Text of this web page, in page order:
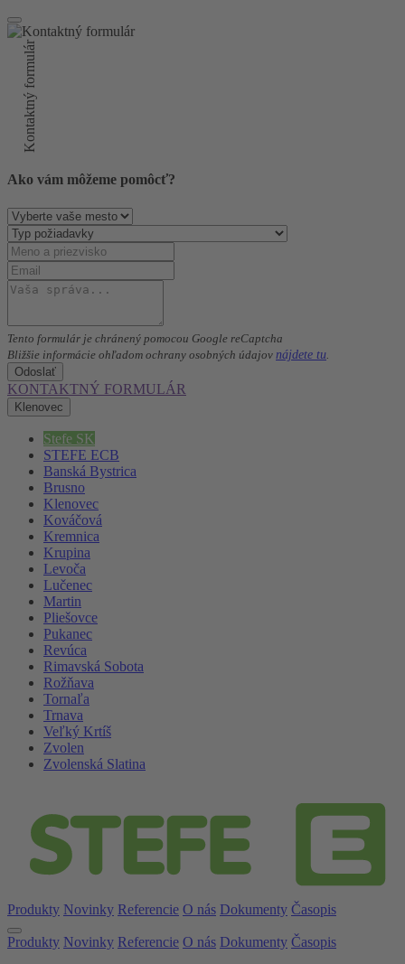
Kontaktný formulár
Ako vám môžeme pomôcť?
Tento formulár je chránený pomocou Google reCaptcha
Bližšie informácie ohľadom ochrany osobných údajov nájdete tu
Odoslať
KONTAKTNÝ FORMULÁR
Klenovec
Stefe SK
STEFE ECB
Banská Bystrica
Brusno
Klenovec
Kováčová
Kremnica
Krupina
Levoča
Lučenec
Martin
Pliešovce
Pukanec
Revúca
Rimavská Sobota
Rožňava
Tornaľa
Trnava
Veľký Krtíš
Zvolen
Zvolenská Slatina
Produkty Novinky Referencie O nás Dokumenty Časopis
Produkty Novinky Referencie O nás Dokumenty Časopis